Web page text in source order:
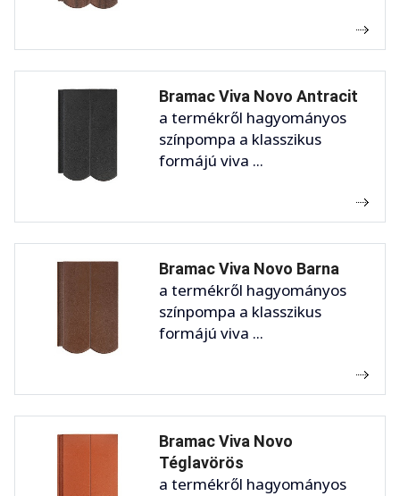
Bramac Viva Novo Antracit
a termékről hagyományos
színpompa a klasszikus
formájú viva ...
Bramac Viva Novo Barna
a termékről hagyományos
színpompa a klasszikus
formájú viva ...
Bramac Viva Novo
Téglavörös
a termékről hagyományos